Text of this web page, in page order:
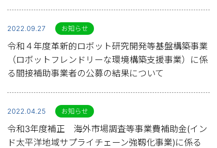
2022.09.27 お知らせ
令和４年度革新的ロボット研究開発等基盤構築事業
（ロボットフレンドリーな環境構築支援事業）に係
る間接補助事業者の公募の結果について
2022.04.25 お知らせ
令和3年度補正 海外市場調査等事業費補助金(イン
ド太平洋地域サプライチェーン強靱化事業)に係る